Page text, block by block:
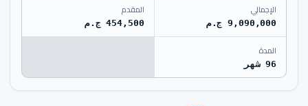
الإجمالي
9,090,000 ج.م
المقدم
454,500 ج.م
المدة
96 شهر